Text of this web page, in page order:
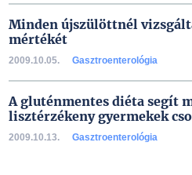
Minden újszülöttnél
mértékét
2009.10.05. Gasztroenterológia
A gluténmentes diéta segít
lisztérzékeny gyermekek
2009.10.13. Gasztroenterológia